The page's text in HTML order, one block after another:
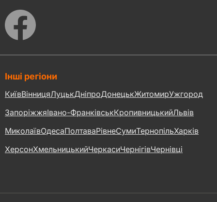
Інші регіони
КиївВінницяЛуцькДніпроДонецькЖитомирУжгород
ЗапоріжжяІвано-ФранківськКропивницькийЛьвів
МиколаївОдесаПолтаваРівнеСумиТернопільХарків
ХерсонХмельницькийЧеркасиЧернігівЧернівці